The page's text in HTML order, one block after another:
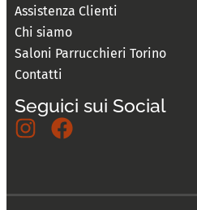
Assistenza Clienti
Chi siamo
Saloni Parrucchieri Torino
Contatti
Seguici sui Social